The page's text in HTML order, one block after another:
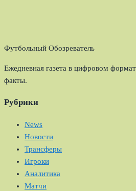
Футбольный Обозреватель
Ежедневная газета в цифровом
факты.
Рубрики
News
Новости
Трансферы
Игроки
Аналитика
Матчи